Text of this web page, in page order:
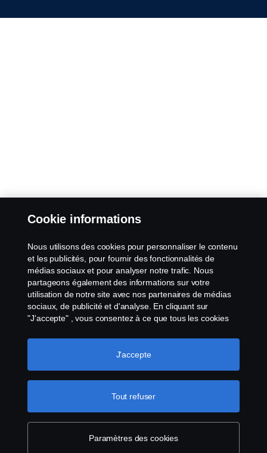
Cookie informations
Nous utilisons des cookies pour personnaliser le contenu
et les publicités, pour fournir des fonctionnalités de
médias sociaux et pour analyser notre trafic. Nous
partageons également des informations sur votre
utilisation de notre site avec nos partenaires de médias
sociaux, de publicité et d'analyse. En cliquant sur
"J'accepte" , vous consentez à ce que tous les cookies
Vous pouvez également gérer vos cookies en cliquant
sur "Paramètres des cookies" et en sélectionnant les
les cookies, que vous trouverez en cliquant sur le lien
situé sous ce texte. Pour en savoir plus sur la
protection de votre vie privée
Paramètres des cookies
Tout refuser
J'accepte